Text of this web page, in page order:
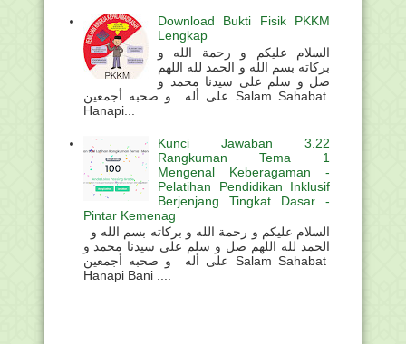
Download Bukti Fisik PKKM
Lengkap
السلام عليكم و رحمة الله و
بركاته بسم الله و الحمد لله اللهم
صل و سلم على سيدنا محمد و
على أله و صحبه أجمعين Salam Sahabat
Hanapi...
Kunci Jawaban 3.22
Rangkuman Tema 1
Mengenal Keberagaman -
Pelatihan Pendidikan Inklusif
Berjenjang Tingkat Dasar -
Pintar Kemenag
الحمد لله اللهم صل و سلم على سيدنا محمد و
على أله و صحبه أجمعين Salam Sahabat
Hanapi Bani ....